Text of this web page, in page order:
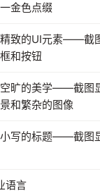
金色点缀
致的UI元素——截
和按钮
旷的美学——截图
和繁杂的图像
写的标题——截图
语言